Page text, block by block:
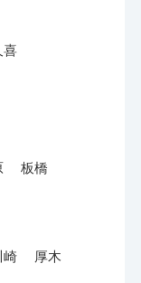
喜
板橋
崎 厚木